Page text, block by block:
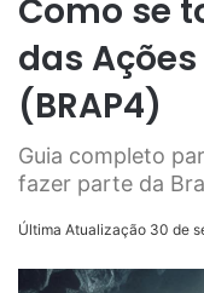
Como se
das
(BRAP4)
Guia completo
fazer parte da
Última Atualização 30 de